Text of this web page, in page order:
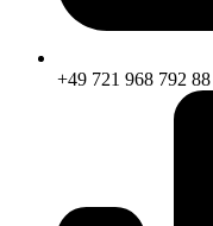
+49 721 968 792 88